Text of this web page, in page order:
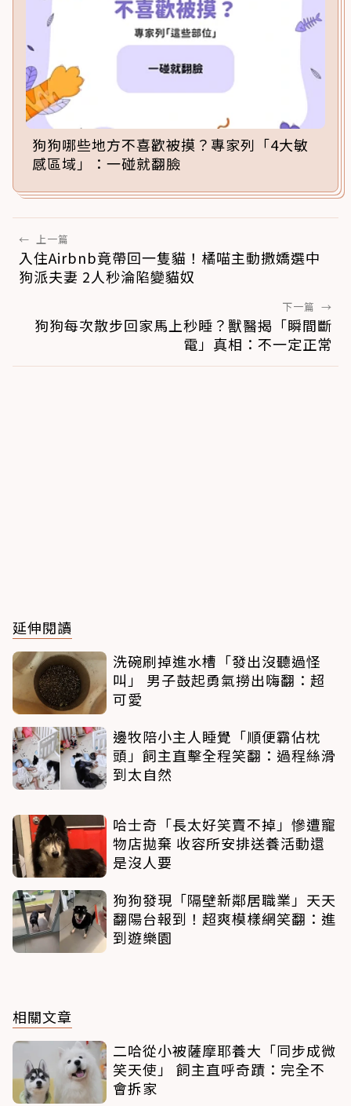
狗狗哪些地方不喜歡被摸？專家列「4大敏
感區域」：一碰就翻臉
← 上一篇
入住Airbnb竟帶回一隻貓！橘喵主動撒嬌選中
狗派夫妻 2人秒淪陷變貓奴
下一篇 →
狗狗每次散步回家馬上秒睡？獸醫揭「瞬間斷
電」真相：不一定正常
延伸閱讀
洗碗刷掉進水槽「發出沒聽過怪
叫」 男子鼓起勇氣撈出嗨翻：超
可愛
邊牧陪小主人睡覺「順便霸佔枕
頭」飼主直擊全程笑翻：過程絲滑
到太自然
哈士奇「長太好笑賣不掉」慘遭寵
物店拋棄 收容所安排送養活動還
是沒人要
狗狗發現「隔壁新鄰居職業」天天
翻陽台報到！超爽模樣網笑翻：進
到遊樂園
相關文章
二哈從小被薩摩耶養大「同步成微
笑天使」 飼主直呼奇蹟：完全不
會拆家